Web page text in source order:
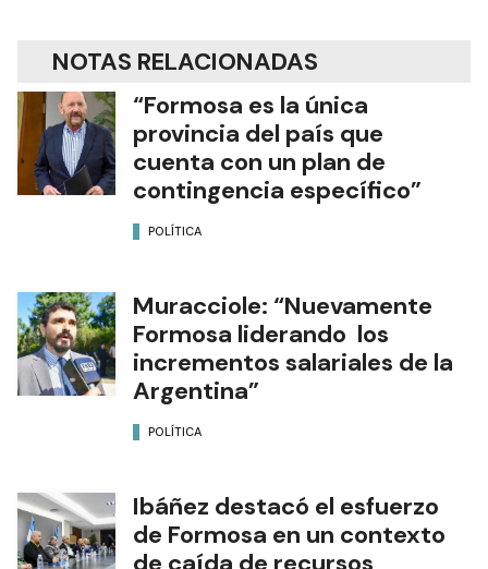
NOTAS RELACIONADAS
“Formosa es la única
provincia del país que
cuenta con un plan de
contingencia específico”
POLÍTICA
Muracciole: “Nuevamente
Formosa liderando los
incrementos salariales de la
Argentina”
POLÍTICA
Ibáñez destacó el esfuerzo
de Formosa en un contexto